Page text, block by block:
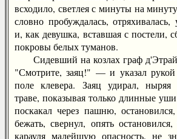
всходило, светлея с минуты на
словно пробуждалась, отряхивалась,
и, как девушка, вставшая с постели,
покровы белых туманов.
Сидевший на козлах граф д'Этрай
"Смотрите, заяц!" — и указал
поле клевера. Заяц удирал, ныряя
траве, показывая только длинные
поскакал через пашню,
бежать, свернул, опять
карауля малейшую опасность, не